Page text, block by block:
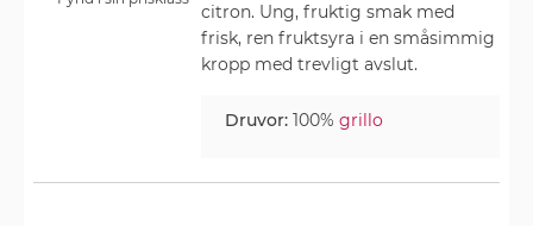
citron. Ung, fruktig smak med
frisk, ren fruktsyra i en småsimmig
kropp med trevligt avslut.
Druvor: 100%grillo